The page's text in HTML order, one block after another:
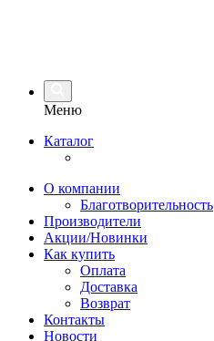
Меню
Каталог
О компании
Благотворительность
Производители
Акции/Новинки
Как купить
Оплата
Доставка
Возврат
Контакты
Новости